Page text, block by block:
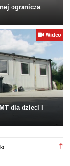
ogranicza
Wideo
dla dzieci i